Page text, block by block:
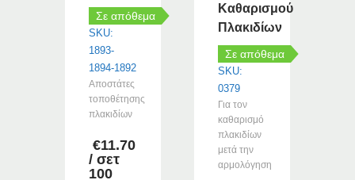
Σε απόθεμα
SKU:
1893-
1894-1892
Αποστάτες
τοποθέτησης
πλακιδίων
€11.70
/ σετ
100
Καθαρισμού
Πλακιδίων
Σε απόθεμα
SKU:
0379
Για τον
καθαρισμό
πλακιδίων
μετά την
αρμολόγηση